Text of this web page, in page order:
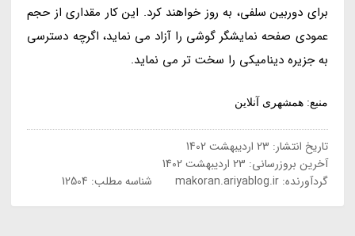
برای دوربین سلفی، به روز خواهند کرد. این کار مقداری از حجم
عمودی صفحه نمایشگر گوشی را آزاد می نماید، اگرچه دسترسی
به جزیره دینامیکی را سخت تر می نماید.
منبع: همشهری آنلاین
تاریخ انتشار: 23 اردیبهشت 1402
آخرین بروزرسانی: 23 اردیبهشت 1402
گردآورنده:makoran.ariyablog.ir شناسه مطلب: 12504